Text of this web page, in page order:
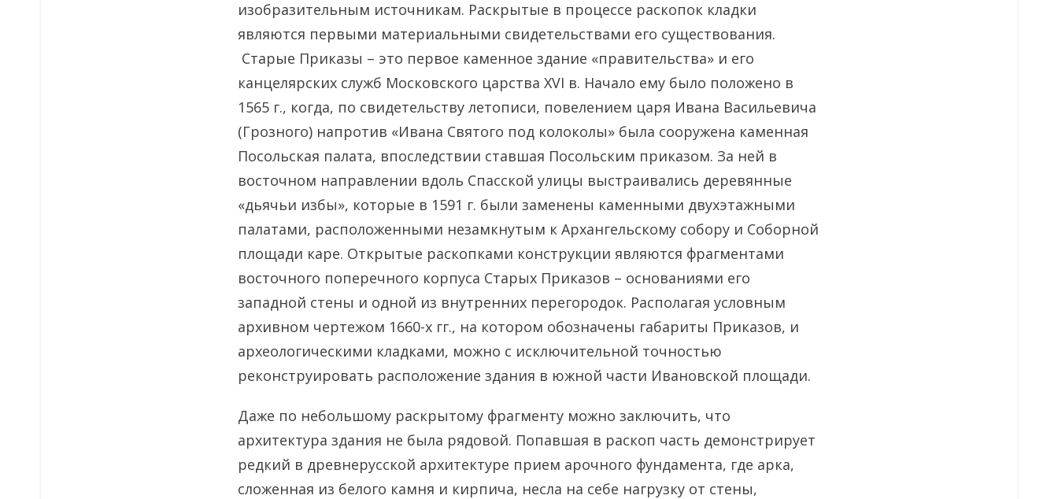
изобразительным источникам. Раскрытые в процессе раскопок кладки
являются первыми материальными свидетельствами его существования.
Старые Приказы – это первое каменное здание «правительства» и его
канцелярских служб Московского царства XVI в. Начало ему было положено в
1565 г., когда, по свидетельству летописи, повелением царя Ивана Васильевича
(Грозного) напротив «Ивана Святого под колоколы» была сооружена каменная
Посольская палата, впоследствии ставшая Посольским приказом. За ней в
восточном направлении вдоль Спасской улицы выстраивались деревянные
«дьячьи избы», которые в 1591 г. были заменены каменными двухэтажными
палатами, расположенными незамкнутым к Архангельскому собору и Соборной
площади каре. Открытые раскопками конструкции являются фрагментами
восточного поперечного корпуса Старых Приказов – основаниями его
западной стены и одной из внутренних перегородок. Располагая условным
архивном чертежом 1660-х гг., на котором обозначены габариты Приказов, и
археологическими кладками, можно с исключительной точностью
реконструировать расположение здания в южной части Ивановской площади.
Даже по небольшому раскрытому фрагменту можно заключить, что
архитектура здания не была рядовой. Попавшая в раскоп часть демонстрирует
редкий в древнерусской архитектуре прием арочного фундамента, где арка,
сложенная из белого камня и кирпича, несла на себе нагрузку от стены,